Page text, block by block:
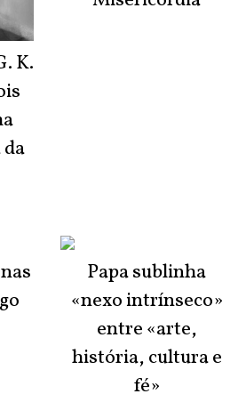
K.
Papa sublinha
«nexo intrínseco»
entre «arte,
história, cultura e
fé»